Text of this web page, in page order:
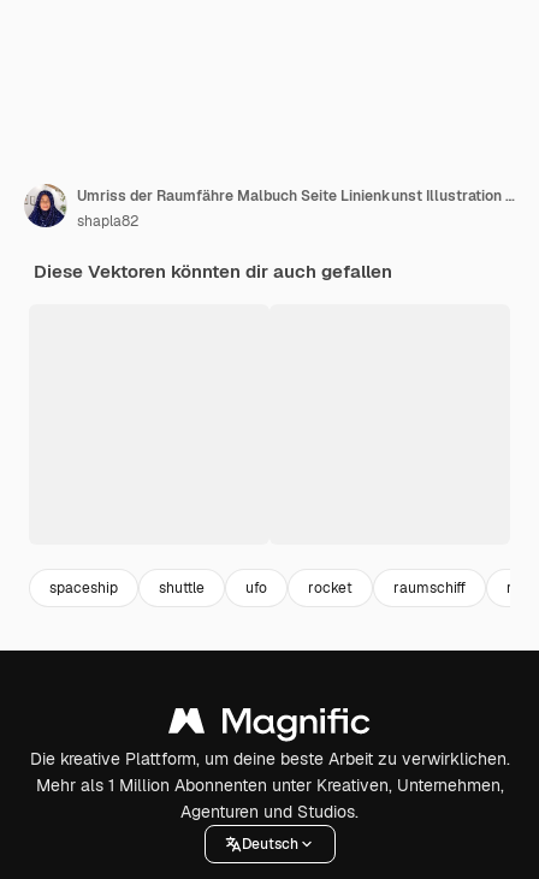
Umriss der Raumfähre Malbuch Seite Linienkunst Illustration digitale Zeichnung
shapla82
Diese Vektoren könnten dir auch gefallen
spaceship shuttle ufo rocket raumschiff
Die kreative Plattform, um deine beste Arbeit zu verwirklichen.
Mehr als 1 Million Abonnenten unter Kreativen, Unternehmen,
Agenturen und Studios.
Deutsch